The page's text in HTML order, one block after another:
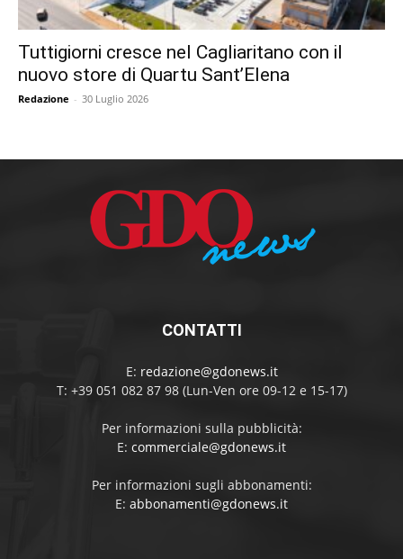
Tuttigiorni cresce nel Cagliaritano con il
nuovo store di Quartu Sant’Elena
Redazione - 30 Luglio 2026
CONTATTI
E: redazione@gdonews.it
T: +39 051 082 87 98 (Lun-Ven ore 09-12 e 15-17)
Per informazioni sulla pubblicità:
E: commerciale@gdonews.it
Per informazioni sugli abbonamenti:
E: abbonamenti@gdonews.it